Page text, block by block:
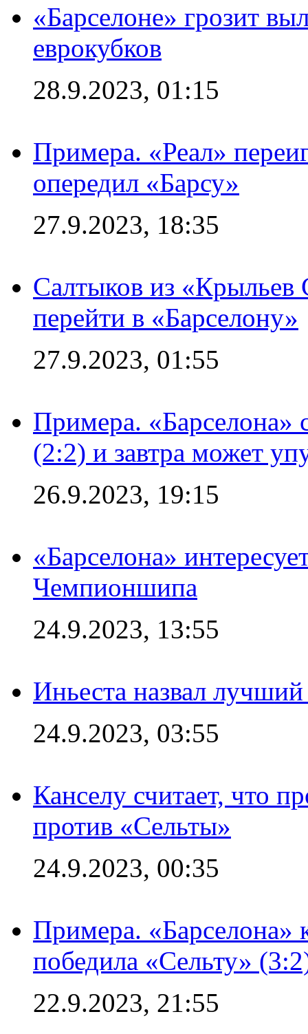
«Барселоне» грозит
еврокубков
28.9.2023, 01:15
Примера. «Реал»
опередил «Барсу»
27.9.2023, 18:35
Салтыков из «Крыльев
перейти в «Барселону»
27.9.2023, 01:55
Примера. «Барселона»
(2:2) и завтра может
26.9.2023, 19:15
«Барселона»
Чемпионшипа
24.9.2023, 13:55
Иньеста назвал
24.9.2023, 03:55
Канселу считает, что
против «Сельты»
24.9.2023, 00:35
Примера. «Барселона»
победила «Сельту»
22.9.2023, 21:55